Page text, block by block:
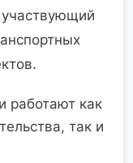
работают как
так и